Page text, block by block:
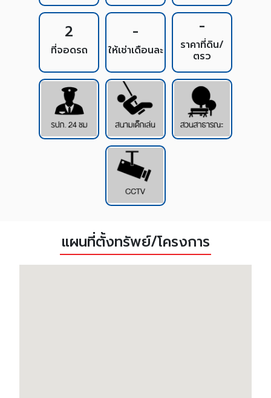
2
ที่จอดรถ
-
ให้เช่าเดือนละ
-
ราคาที่ดิน/
ตรว
แผนที่ตั้งทรัพย์/โครงการ